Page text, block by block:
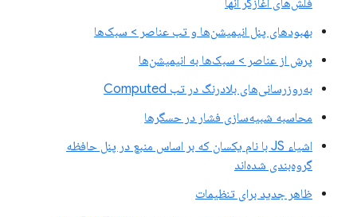
فلش‌های آغازگر آنها
بهبودهای پنل انیمیشن‌ها و تب عناصر > سبک‌ها
پرش از عناصر > سبک‌ها به انیمیشن‌ها
به‌روزرسانی‌های بلادرنگ در تب Computed
محاسبه شبیه‌سازی فشار در حسگرها
اشیاء JS با نام یکسان که بر اساس منبع در پنل حافظه
گروه‌بندی شده‌اند
ظاهر جدید برای تنظیمات